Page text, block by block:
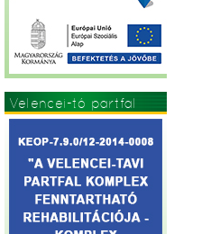
Velencei-tó partfal